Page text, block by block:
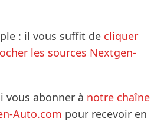
: il vous suffit de cliquer
les sources Nextgen-
vous abonner à notre chaîne
Auto.com pour recevoir en